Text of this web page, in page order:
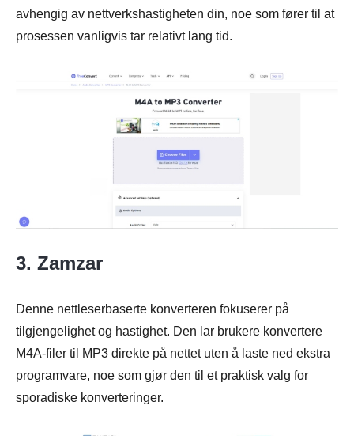
avhengig av nettverkshastigheten din, noe som fører til at
prosessen vanligvis tar relativt lang tid.
3. Zamzar
Denne nettleserbaserte konverteren fokuserer på
tilgjengelighet og hastighet. Den lar brukere konvertere
M4A-filer til MP3 direkte på nettet uten å laste ned ekstra
programvare, noe som gjør den til et praktisk valg for
sporadiske konverteringer.